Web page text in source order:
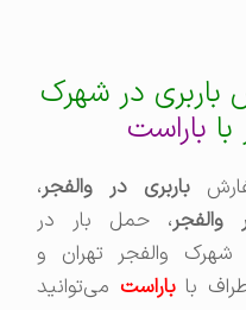
در شهرک
باراست
باربری در والفجر،‌
، حمل بار در
والفجر تهران و
باباراستمی‌توانید